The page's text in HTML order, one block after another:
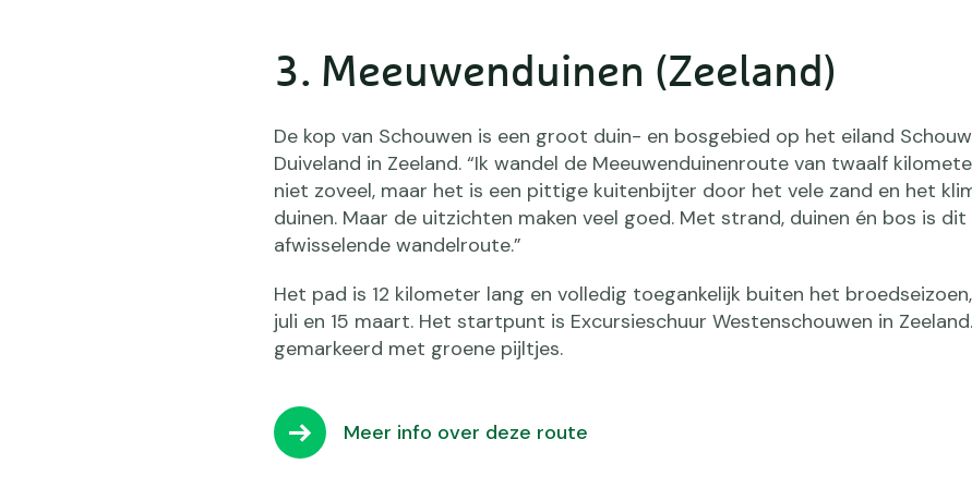
3. Meeuwenduinen (Zeeland)
De kop van Schouwen is een groot duin- en bosgebied op het eiland
Duiveland in Zeeland. “Ik wandel de Meeuwenduinenroute van twaalf
niet zoveel, maar het is een pittige kuitenbijter door het vele zand en het
duinen. Maar de uitzichten maken veel goed. Met strand, duinen én bos is dit
afwisselende wandelroute.”
Het pad is 12 kilometer lang en volledig toegankelijk buiten het
juli en 15 maart. Het startpunt is Excursieschuur Westenschouwen in
gemarkeerd met groene pijltjes.
Meer info over deze route